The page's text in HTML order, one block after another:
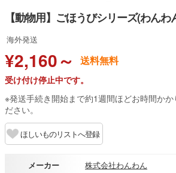
【動物用】ごほうびシリーズ(わんわ
海外発送
¥2,160～ 送料無料
受け付け停止中です。
※発送手続き開始まで約1週間ほどお時間かか
ださい。
ほしいものリストへ登録
メーカー
株式会社わんわん